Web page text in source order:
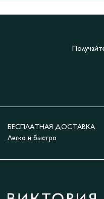
БЕСПЛАТНАЯ ДОСТАВКА
Легко и быстро